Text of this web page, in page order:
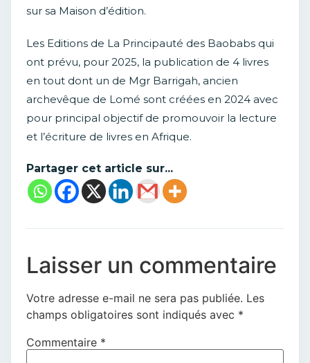
sur sa Maison d’édition.
Les Editions de La Principauté des Baobabs qui
ont prévu, pour 2025, la publication de 4 livres
en tout dont un de Mgr Barrigah, ancien
archevêque de Lomé sont créées en 2024 avec
pour principal objectif de promouvoir la lecture
et l’écriture de livres en Afrique.
Partager cet article sur...
Laisser un commentaire
Votre adresse e-mail ne sera pas publiée. Les
champs obligatoires sont indiqués avec *
Commentaire *